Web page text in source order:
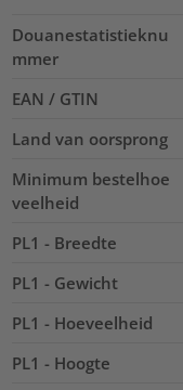
Douanestatistieknu
mmer
EAN / GTIN
Land van oorsprong
Minimum bestelhoe
veelheid
PL1 - Breedte
PL1 - Gewicht
PL1 - Hoeveelheid
PL1 - Hoogte